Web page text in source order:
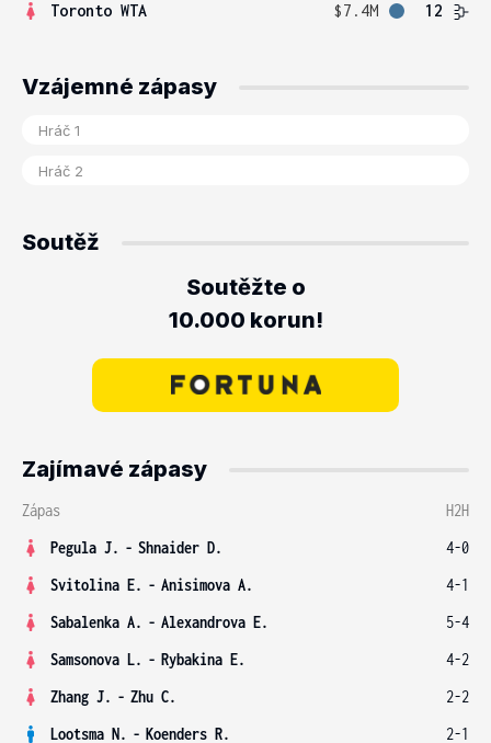
Toronto WTA
$7.4M 12
Vzájemné zápasy
Soutěž
Soutěžte o
10.000 korun!
Zajímavé zápasy
Zápas
H2H
Pegula J. - Shnaider D.
4-0
Svitolina E. - Anisimova A.
4-1
Sabalenka A. - Alexandrova E.
5-4
Samsonova L. - Rybakina E.
4-2
Zhang J. - Zhu C.
2-2
Lootsma N. - Koenders R. 2-1